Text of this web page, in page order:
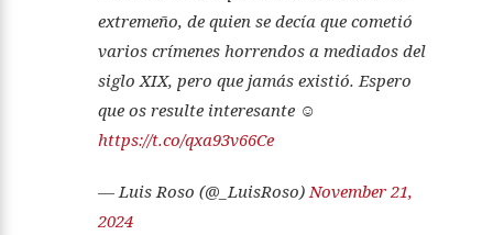
extremeño, de quien se decía que cometió
varios crímenes horrendos a mediados del
siglo XIX, pero que jamás existió. Espero
que os resulte interesante ☺️
https://t.co/qxa93v66Ce
— Luis Roso (@_LuisRoso)November 21,
2024